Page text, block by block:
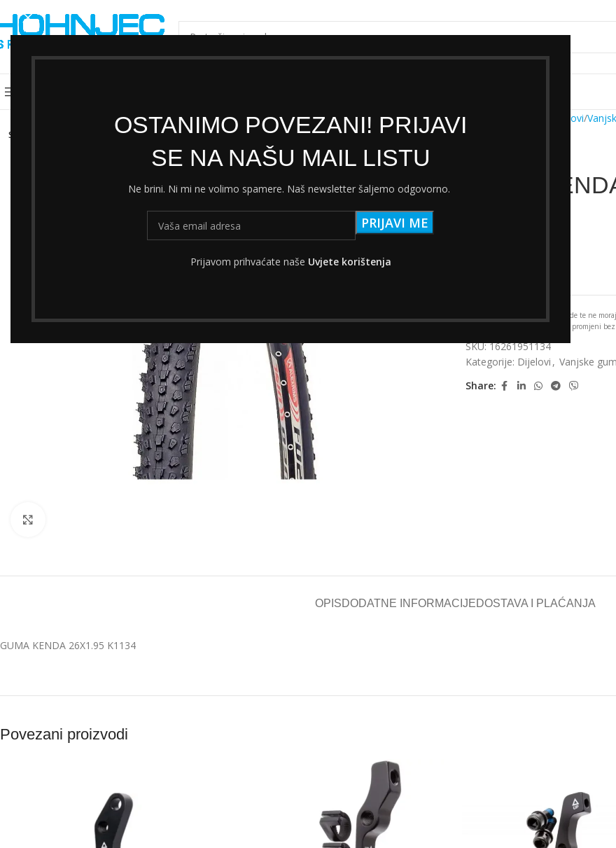
OSTANIMO POVEZANI! PRIJAVI
SE NA NAŠU MAIL LISTU
Ne brini. Ni mi ne volimo spamere. Naš newsletter šaljemo odgovorno.
Prijavom prihvaćate naše Uvjete korištenja
ODABERI KATEGORIJU
SOLD
Početna Dijelovi
GUMA
*Fotografije su ilustrativne prirode te ne
specifikacije i cijene podložne su promjeni
SKU:16261951134
Kategorije: Dijelovi , Vanjske
Share:
OPISDODATNE INFORMACIJEDOSTAVA I PLAĆANJA
GUMA KENDA 26X1.95 K1134
Povezani proizvodi